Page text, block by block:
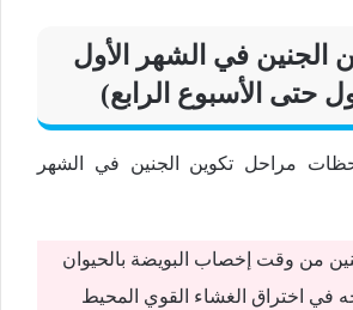
الجنين في الشهر الأول
حتى الأسبوع الرابع)
مراحل تكوين الجنين في الشهر
من وقت إخصاب البويضة بالحيوان
في اختراق الغشاء القوي المحيط